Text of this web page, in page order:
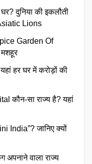
दुनिया की इकलौती
Lions
Garden Of
हर घर में करोड़ों की
कौन-सा राज्य है? यहां
India”? जानिए क्यों
अपनाने वाला राज्य